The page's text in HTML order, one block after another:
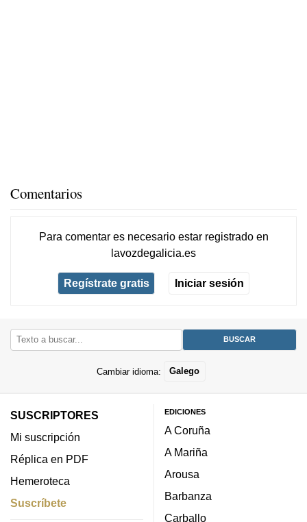
Comentarios
Para comentar es necesario estar registradoen
lavozdegalicia.es
Regístrate gratis Iniciar sesión
Cambiar idioma: Galego
SUSCRIPTORES
Mi suscripción
Réplica en PDF
Hemeroteca
Suscríbete
EDICIONES
A Coruña
A Mariña
Arousa
Barbanza
Carballo